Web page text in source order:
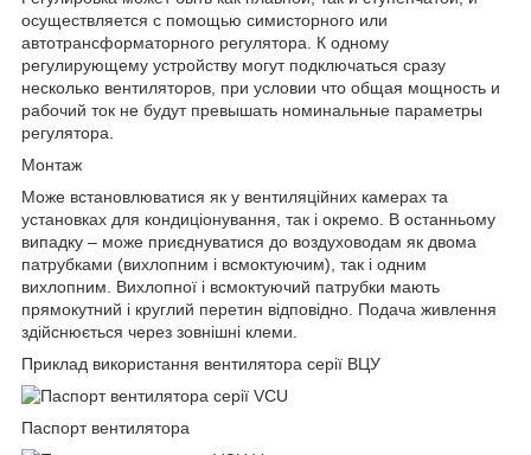
осуществляется с помощью симисторного или
автотрансформаторного регулятора. К одному
регулирующему устройству могут подключаться сразу
несколько вентиляторов, при условии что общая мощность и
рабочий ток не будут превышать номинальные параметры
регулятора.
Монтаж
Може встановлюватися як у вентиляційних камерах та
установках для кондиціонування, так і окремо. В останньому
випадку – може приєднуватися до воздуховодам як двома
патрубками (вихлопним і всмоктуючим), так і одним
вихлопним. Вихлопної і всмоктуючий патрубки мають
прямокутний і круглий перетин відповідно. Подача живлення
здійснюється через зовнішні клеми.
Приклад використання вентилятора серії ВЦУ
Паспорт вентилятора